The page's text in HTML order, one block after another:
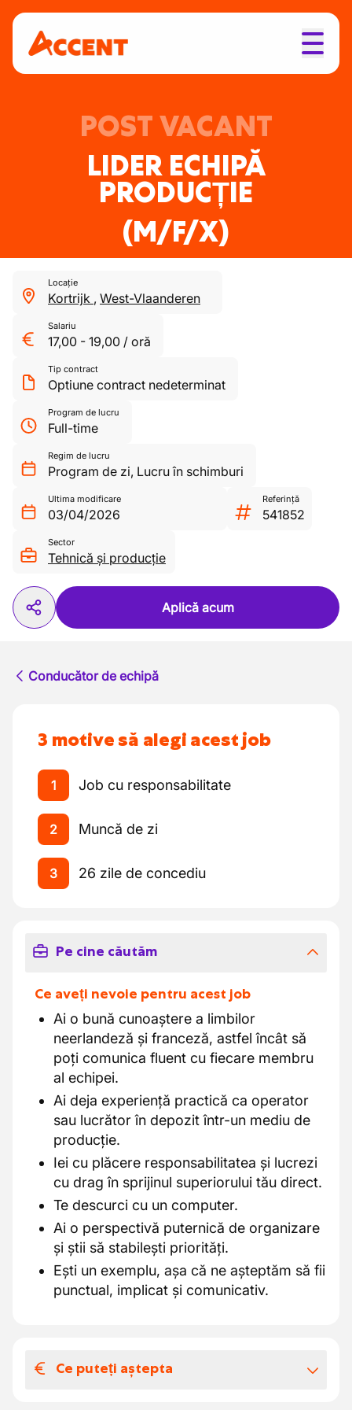
POST VACANT
LIDER ECHIPĂ
PRODUCȚIE
(M/F/X)
Locație
Kortrijk , West-Vlaanderen
Salariu
17,00 - 19,00 / oră
Tip contract
Optiune contract nedeterminat
Program de lucru
Full-time
Regim de lucru
Program de zi, Lucru în schimburi
Ultima modificare
03/04/2026
Referință
541852
Sector
Tehnică și producție
Aplică acum
Conducător de echipă
3 motive să alegi acest job
1 Job cu responsabilitate
2 Muncă de zi
3 26 zile de concediu
Pe cine căutăm
Ce aveți nevoie pentru acest job
Ai o bună cunoaștere a limbilor
neerlandeză și franceză, astfel încât să
poți comunica fluent cu fiecare membru
al echipei.
Ai deja experiență practică ca operator
sau lucrător în depozit într-un mediu de
producție.
Iei cu plăcere responsabilitatea și lucrezi
cu drag în sprijinul superiorului tău direct.
Te descurci cu un computer.
Ai o perspectivă puternică de organizare
și știi să stabilești priorități.
Ești un exemplu, așa că ne așteptăm să fii
punctual, implicat și comunicativ.
Ce puteți aștepta